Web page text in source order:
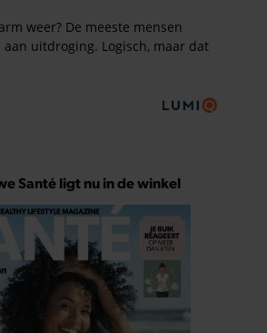
Santé ligt nu in de winkel